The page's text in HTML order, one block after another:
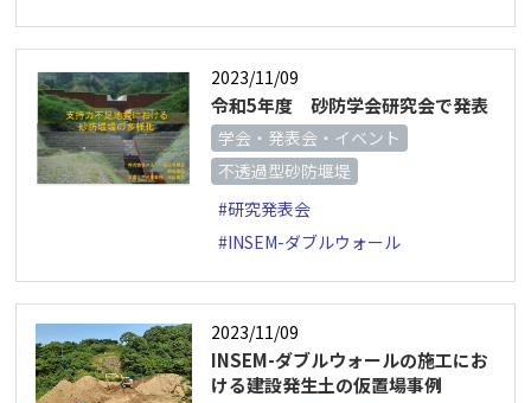
2023/11/09
令和5年度 砂防学会研究会で発表
学会・発表会・イベント
不透過型砂防堰堤
#研究発表会
#INSEM-ダブルウォール
2023/11/09
INSEM-ダブルウォールの施工にお
ける建設発生土の仮置場事例